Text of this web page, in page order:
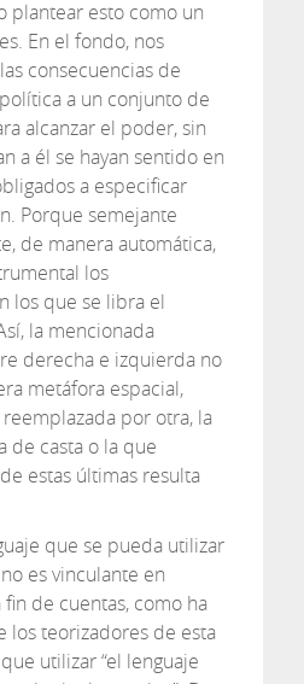
plantear esto como un
En el fondo, nos
consecuencias de
a un conjunto de
alcanzar el poder, sin
a él se hayan sentido en
a especificar
Porque semejante
de manera automática,
los
los que se libra el
la mencionada
derecha e izquierda no
metáfora espacial,
por otra, la
de casta o la que
estas últimas resulta
que se pueda utilizar
es vinculante en
de cuentas, como ha
los teorizadores de esta
utilizar “el lenguaje